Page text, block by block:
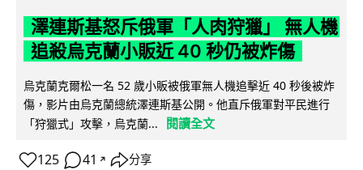
澤連斯基怒斥俄軍「人肉狩獵」 無人機
追殺烏克蘭小販近 40 秒仍被炸傷
烏克蘭克爾松一名 52 歲小販被俄軍無人機追擊近 40 秒後被炸
傷，影片由烏克蘭總統澤連斯基公開。他直斥俄軍對平民進行
「狩獵式」攻擊，烏克蘭...
閱讀全文
125 41 ↗ 分享